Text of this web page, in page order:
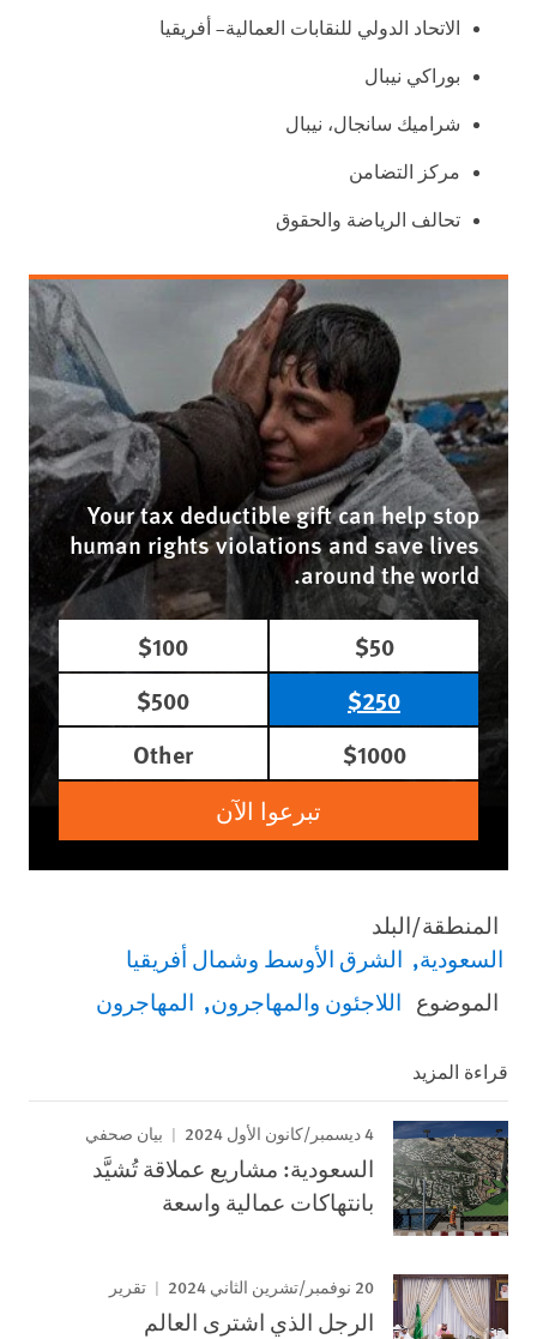
الاتحاد الدولي للنقابات العمالية– أفريقيا
بوراكي نيبال
شراميك سانجال، نيبال
مركز التضامن
تحالف الرياضة والحقوق
Your tax deductible gift can help stop
human rights violations and save lives
around the world.
$50
$100
$250
$500
$1000
Other
تبرعوا الآن
المنطقة/البلد
السعودية الشرق الأوسط وشمال أفريقيا
الموضوع اللاجئون والمهاجرون المهاجرون
قراءة المزيد
4 ديسمبر/كانون الأول 2024 بيان صحفي
السعودية: مشاريع عملاقة تُشيَّد
بانتهاكات عمالية واسعة
20 نوفمبر/تشرين الثاني 2024 تقرير
الرجل الذي اشترى العالم